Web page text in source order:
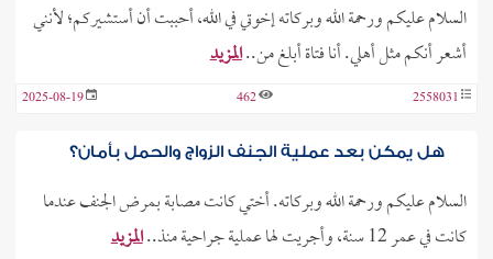
السلام عليكم ورحمة الله وبركاته إخوتي في الله، أحببت أن أستشيركم؛ لأنني
أشعر أنكم مثل أهلي. أنا فتاة أبلغ من..المزيد
2558031
462
2025-08-19
هل يمكن بعد عملية الجنف الزواج والحمل بأمان؟
السلام عليكم ورحمة الله وبركاته. أختي كانت مصابة بمرض الجنف عندما
كانت في عمر 12 سنة، وأجريت لها عملية جراحية منذ..
المزيد